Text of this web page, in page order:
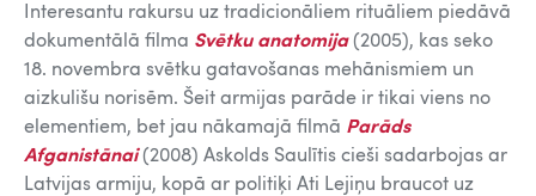
Interesantu rakursu uz tradicionāliem rituāliem piedāvā
dokumentālā filma Svētku anatomija(2005), kas seko
18. novembra svētku gatavošanas mehānismiem un
aizkulišu norisēm. Šeit armijas parāde ir tikai viens no
elementiem, bet jau nākamajā filmā Parāds
Afganistānai(2008) Askolds Saulītis cieši sadarbojas ar
Latvijas armiju, kopā ar politiķi Ati Lejiņu braucot uz